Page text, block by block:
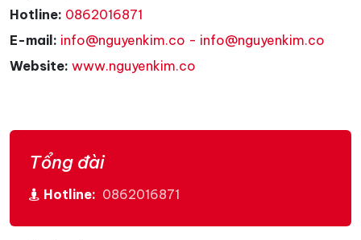
Hotline: 0862016871
E-mail: info@nguyenkim.co - info@nguyenkim.co
Website: www.nguyenkim.co
Tổng đài
Hotline: 0862016871